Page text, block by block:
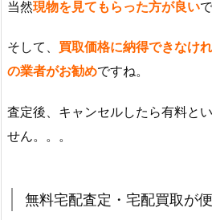
当然現物を見てもらった方が良い
そして、 買取価格に納得できなけ
の業者がお勧めですね。
査定後、キャンセルしたら有料と
せん。。。
無料宅配査定・宅配買取が便